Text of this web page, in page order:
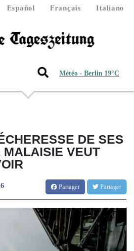
Español Français
Italiano
Météo - Berlin 19°C
DE SES
MALAISIE VEUT
Partager Partager